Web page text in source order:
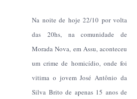
Na noite de hoje 22/10 por volta
das 20hs, na comunidade de
Morada Nova, em Assu, aconteceu
um crime de homicídio, onde foi
vitima o jovem José Antônio da
Silva Brito de apenas 15 anos de